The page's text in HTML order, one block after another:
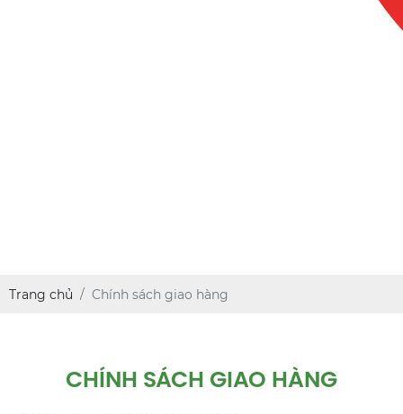
Trang chủ Chính sách giao hàng
CHÍNH SÁCH GIAO HÀNG